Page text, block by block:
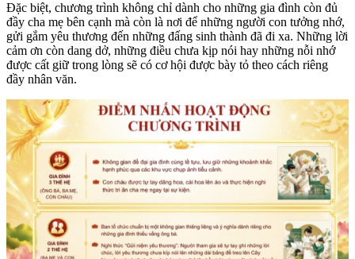
Đặc biệt, chương trình không chỉ dành cho những gia đình còn đủ
đầy cha mẹ bên cạnh mà còn là nơi để những người con tưởng nhớ,
gửi gắm yêu thương đến những đấng sinh thành đã đi xa. Những lời
cảm ơn còn dang dở, những điều chưa kịp nói hay những nỗi nhớ
được cất giữ trong lòng sẽ có cơ hội được bày tỏ theo cách riêng
đầy nhân văn.